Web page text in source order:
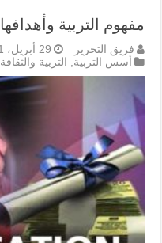
مفهوم التربية وأهدافها
فريق التحرير
29 أبريل، 2021
أسس التربية, التربية والثقافة